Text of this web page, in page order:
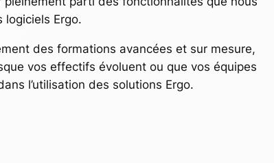
logiciels Ergo.
des formations avancées et sur mesure,
vos effectifs évoluent ou que vos équipes
l’utilisation des solutions Ergo.